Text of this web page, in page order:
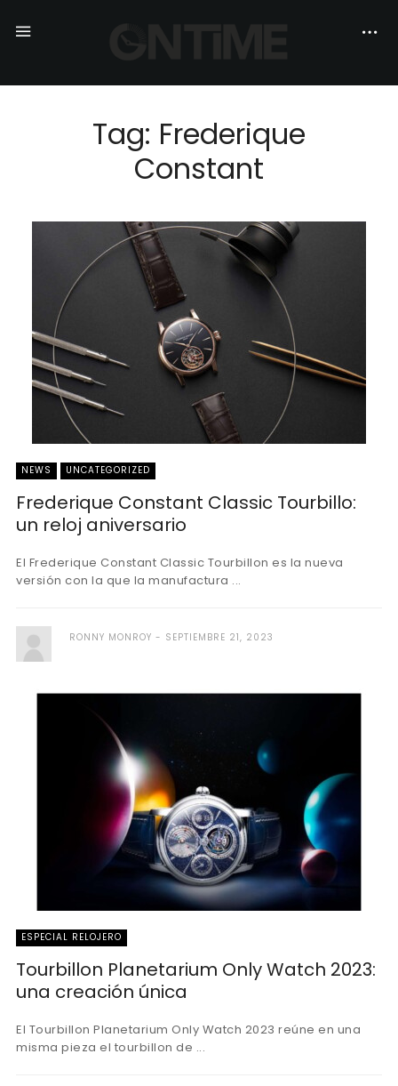
Tag: Frederique
Constant
NEWS UNCATEGORIZED
Frederique Constant Classic Tourbillo:
un reloj aniversario
El Frederique Constant Classic Tourbillon es la nueva
versión con la que la manufactura ...
RONNY MONROY SEPTIEMBRE 21, 2023
ESPECIAL RELOJERO
Tourbillon Planetarium Only Watch 2023:
una creación única
El Tourbillon Planetarium Only Watch 2023 reúne en una
misma pieza el tourbillon de ...